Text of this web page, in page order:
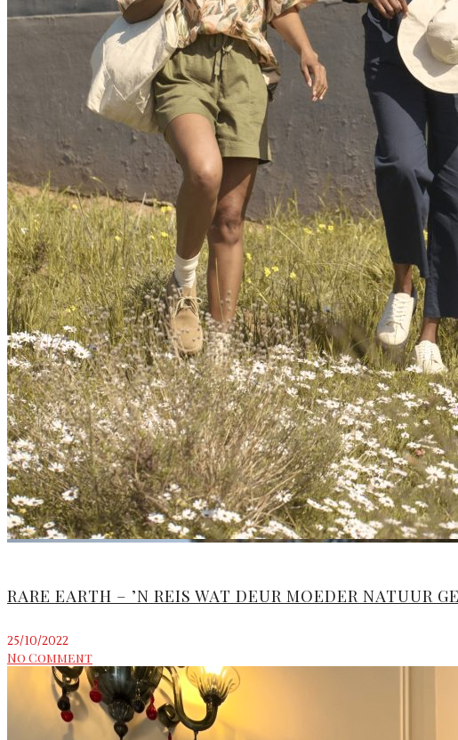
RARE EARTH – ’N REIS WAT DEUR MOEDER NATUUR
25/10/2022
No Comment